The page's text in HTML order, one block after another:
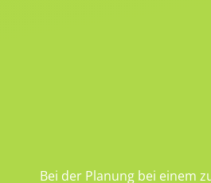
Bei der Planung bei einem